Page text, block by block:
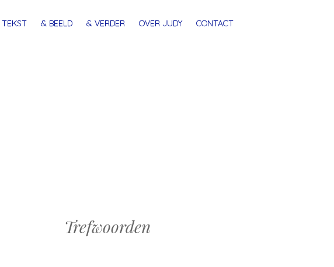
TEKST & BEELD & VERDER OVER JUDY CONTACT
Trefwoorden